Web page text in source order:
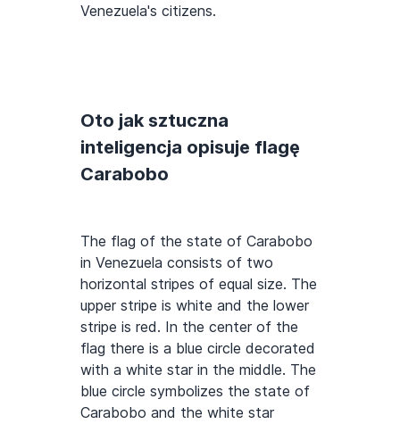
Venezuela's citizens.
Oto jak sztuczna
inteligencja opisuje flagę
Carabobo
The flag of the state of Carabobo
in Venezuela consists of two
horizontal stripes of equal size. The
upper stripe is white and the lower
stripe is red. In the center of the
flag there is a blue circle decorated
with a white star in the middle. The
blue circle symbolizes the state of
Carabobo and the white star